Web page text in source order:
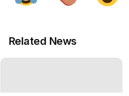
Related News